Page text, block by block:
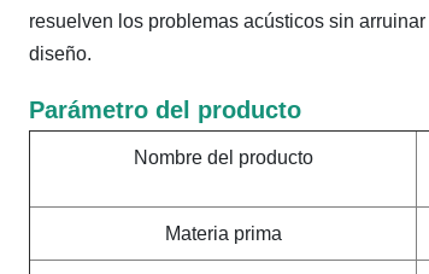
resuelven los problemas acústicos sin
diseño.
Parámetro del producto
Nombre del producto
Materia prima